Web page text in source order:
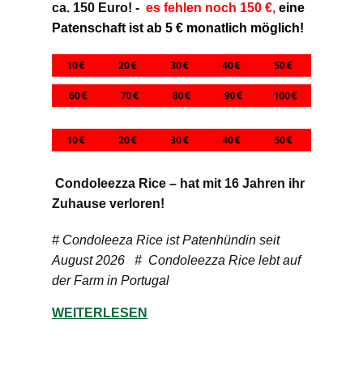
ca. 150 Euro! - es fehlen noch 150 €, eine
Patenschaft ist ab 5 € monatlich möglich!
Condoleezza Rice – hat mit 16 Jahren ihr
Zuhause verloren!
# Condoleeza Rice ist Patenhündin seit
August 2026 # Condoleezza Rice lebt auf
der Farm in Portugal
WEITERLESEN